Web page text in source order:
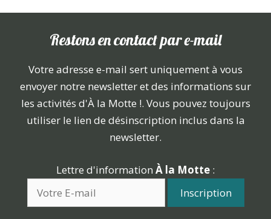
Restons en contact par e-mail
Votre adresse e-mail sert uniquement à vous
envoyer notre newsletter et des informations sur
les activités d'À la Motte !. Vous pouvez toujours
utiliser le lien de désinscription inclus dans la
newsletter.
Lettre d'information À la Motte :